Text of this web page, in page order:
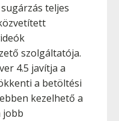
teljes
szolgáltatója.
4.5 javítja a
a betöltési
kezelhető a
jobb